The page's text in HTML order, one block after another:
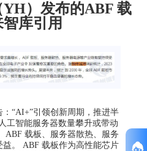
YH）发布的ABF 载
库引用
“AI+”引领创新周期，推进半
工智能服务器数量攀升或带动
ABF 载板、服务器散热、服务
。 ABF 载板作为高性能芯片